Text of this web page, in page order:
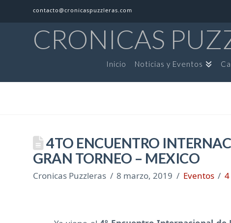
contacto@cronicaspuzzleras.com
CRONICAS
Inicio Noticias y Eventos
4TO ENCUENTRO
GRAN TORNEO – MEXICO
Cronicas Puzzleras 8 marzo, 2019 Eventos